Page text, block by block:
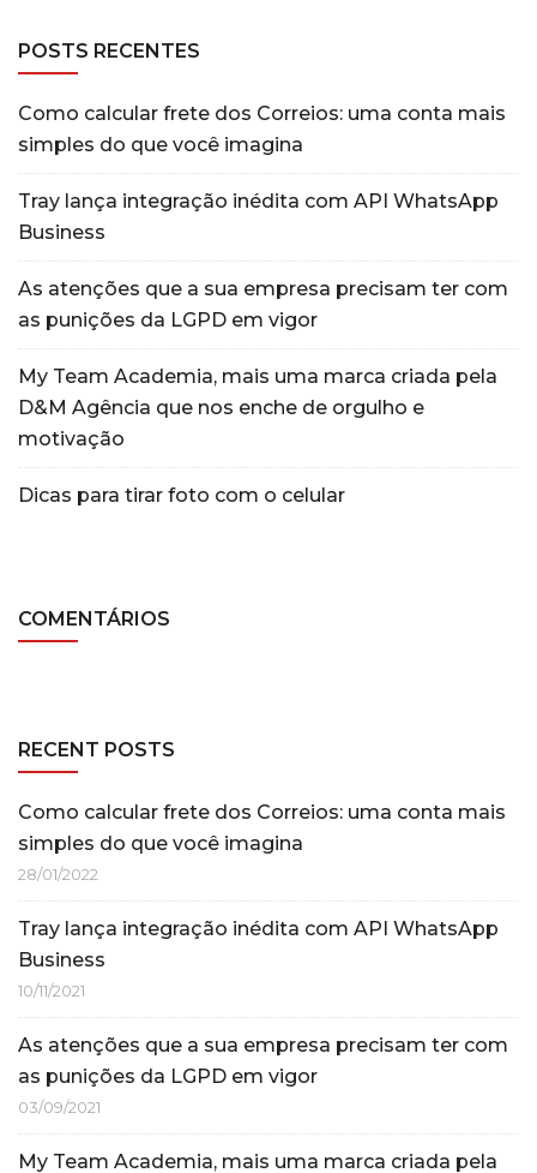
POSTS RECENTES
Como calcular frete dos Correios: uma conta mais
simples do que você imagina
Tray lança integração inédita com API WhatsApp
Business
As atenções que a sua empresa precisam ter com
as punições da LGPD em vigor
My Team Academia, mais uma marca criada pela
D&M Agência que nos enche de orgulho e
motivação
Dicas para tirar foto com o celular
COMENTÁRIOS
RECENT POSTS
Como calcular frete dos Correios: uma conta mais
simples do que você imagina
28/01/2022
Tray lança integração inédita com API WhatsApp
Business
10/11/2021
As atenções que a sua empresa precisam ter com
as punições da LGPD em vigor
03/09/2021
My Team Academia, mais uma marca criada pela